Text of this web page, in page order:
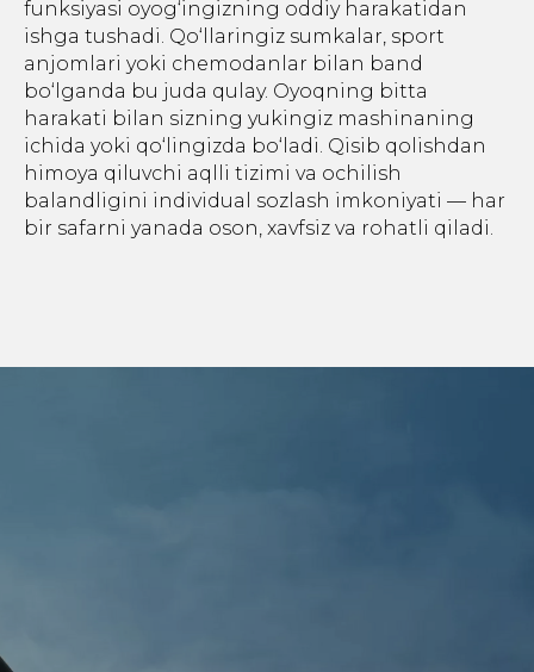
funksiyasi oyog‘ingizning oddiy harakatidan
ishga tushadi. Qo‘llaringiz sumkalar, sport
anjomlari yoki chemodanlar bilan band
bo‘lganda bu juda qulay. Oyoqning bitta
harakati bilan sizning yukingiz mashinaning
ichida yoki qo‘lingizda bo‘ladi. Qisib qolishdan
himoya qiluvchi aqlli tizimi va ochilish
balandligini individual sozlash imkoniyati — har
bir safarni yanada oson, xavfsiz va rohatli qiladi.